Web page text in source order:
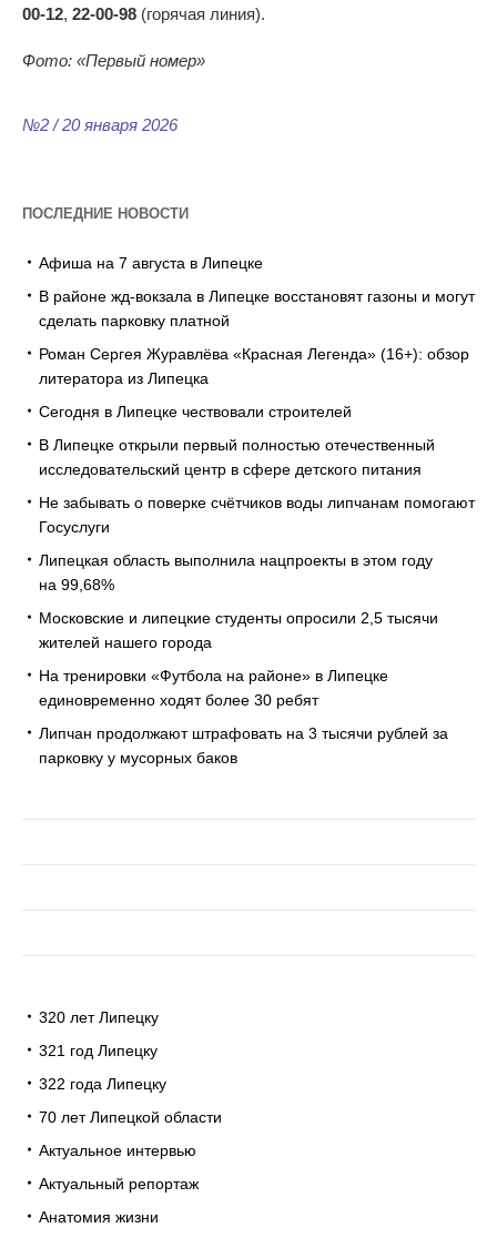
00-12, 22-00-98 (горячая линия).
Фото: «Первый номер»
№2 / 20 января 2026
ПОСЛЕДНИЕ НОВОСТИ
Афиша на 7 августа в Липецке
В районе жд-вокзала в Липецке восстановят газоны и могут
сделать парковку платной
Роман Сергея Журавлёва «Красная Легенда» (16+): обзор
литератора из Липецка
Сегодня в Липецке чествовали строителей
В Липецке открыли первый полностью отечественный
исследовательский центр в сфере детского питания
Не забывать о поверке счётчиков воды липчанам помогают
Госуслуги
Липецкая область выполнила нацпроекты в этом году
на 99,68%
Московские и липецкие студенты опросили 2,5 тысячи
жителей нашего города
На тренировки «Футбола на районе» в Липецке
единовременно ходят более 30 ребят
Липчан продолжают штрафовать на 3 тысячи рублей за
парковку у мусорных баков
320 лет Липецку
321 год Липецку
322 года Липецку
70 лет Липецкой области
Актуальное интервью
Актуальный репортаж
Анатомия жизни